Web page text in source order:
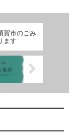
賀市のごみ
ます